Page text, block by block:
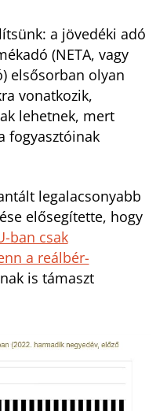
a jövedéki adó
(NETA, vagy
elsősorban olyan
vonatkozik,
lehetnek, mert
fogyasztóinak
legalacsonyabb
elősegítette, hogy
ban csak
a reálbér-
is támaszt